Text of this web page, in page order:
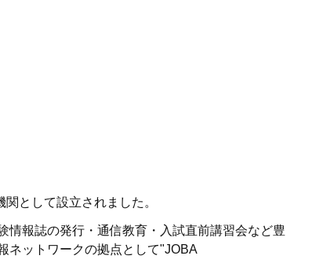
として設立されました。
情報誌の発行・通信教育・入試直前講習会など豊
ネットワークの拠点として"JOBA